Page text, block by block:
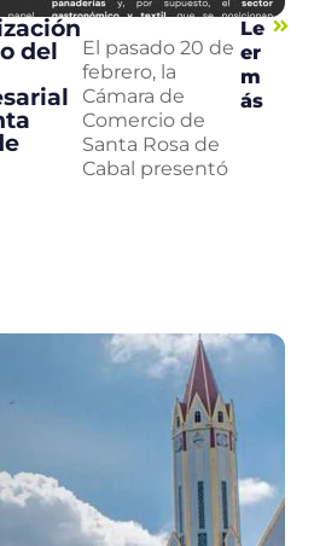
del
El pasado 20 de
febrero, la
Cámara de
Comercio de
Santa Rosa de
Cabal presentó
Le
er
m
ás